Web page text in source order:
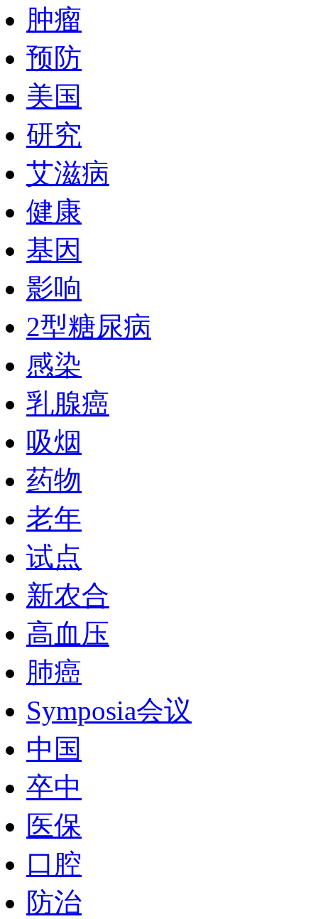
肿瘤
预防
美国
研究
艾滋病
健康
基因
影响
2型糖尿病
感染
乳腺癌
吸烟
药物
老年
试点
新农合
高血压
肺癌
Symposia会议
中国
卒中
医保
口腔
防治